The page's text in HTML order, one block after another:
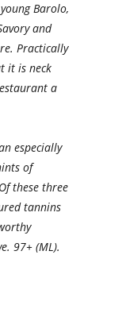
Barolo,
and
Practically
it is neck
a
especially
of
these three
tannins
97+ (ML).